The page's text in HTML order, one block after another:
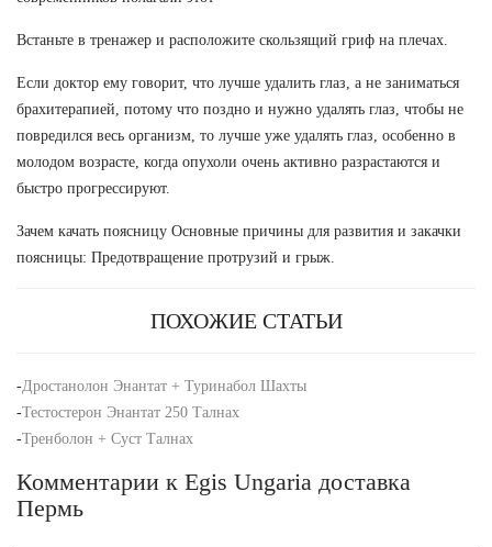
Встаньте в тренажер и расположите скользящий гриф на плечах.
Если доктор ему говорит, что лучше удалить глаз, а не заниматься
брахитерапией, потому что поздно и нужно удалять глаз, чтобы не
повредился весь организм, то лучше уже удалять глаз, особенно в
молодом возрасте, когда опухоли очень активно разрастаются и
быстро прогрессируют.
Зачем качать поясницу Основные причины для развития и закачки
поясницы: Предотвращение протрузий и грыж.
ПОХОЖИЕ СТАТЬИ
-Дростанолон Энантат + Туринабол Шахты
-Тестостерон Энантат 250 Талнах
-Тренболон + Суст Талнах
Комментарии к Egis Ungaria доставка
Пермь